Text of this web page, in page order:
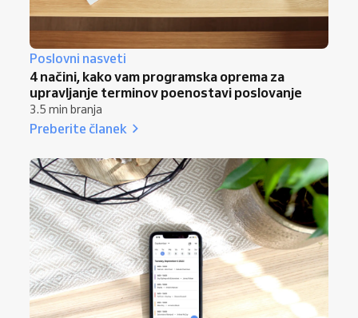
Poslovni nasveti
4 načini, kako vam programska oprema za
upravljanje terminov poenostavi poslovanje
3.5 min branja
Preberite članek